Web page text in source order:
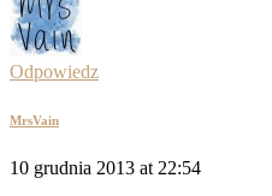
Odpowiedz
MrsVain
10 grudnia 2013 at 22:54